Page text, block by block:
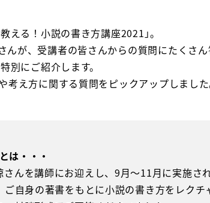
る！小説の書き方講座2021」。
が、受講者の皆さんからの質問にたくさ
別にご紹介します。
考え方に関する質問をピックアップしました
は・・・
んを講師にお迎えし、9月～11月に実施さ
ご自身の著書をもとに小説の書き方をレクチ